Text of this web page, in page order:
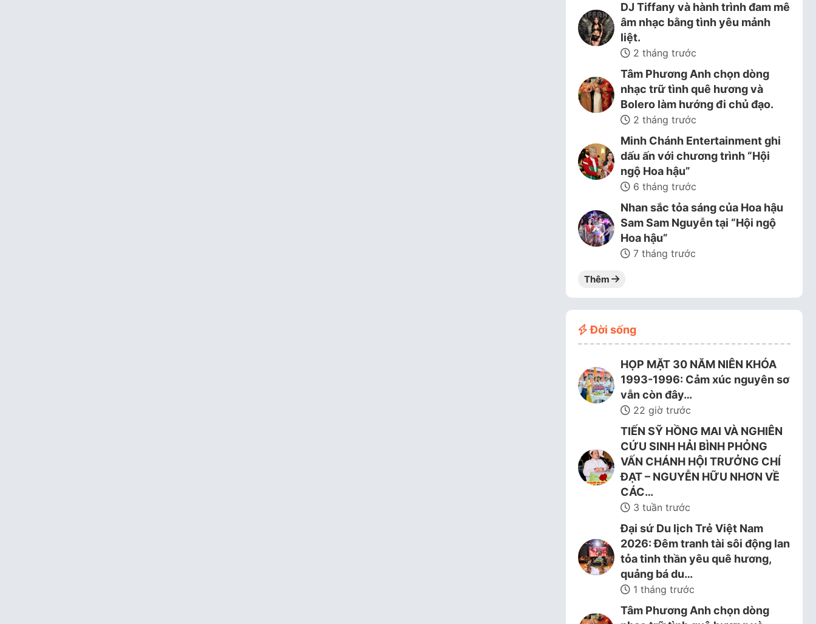
DJ Tiffany và hành trình đam mê
âm nhạc bằng tình yêu mảnh
liệt.
2 tháng trước
Tâm Phương Anh chọn dòng
nhạc trữ tình quê hương và
Bolero làm hướng đi chủ đạo.
2 tháng trước
Minh Chánh Entertainment ghi
dấu ấn với chương trình “Hội
ngộ Hoa hậu”
6 tháng trước
Nhan sắc tỏa sáng của Hoa hậu
Sam Sam Nguyễn tại “Hội ngộ
Hoa hậu”
7 tháng trước
Thêm
Đời sống
HỌP MẶT 30 NĂM NIÊN KHÓA
1993-1996: Cảm xúc nguyên sơ
vẫn còn đây…
22 giờ trước
TIẾN SỸ HỒNG MAI VÀ NGHIÊN
CỨU SINH HẢI BÌNH PHỎNG
VẤN CHÁNH HỘI TRƯỞNG CHÍ
ĐẠT – NGUYỄN HỮU NHƠN VỀ
CÁC…
3 tuần trước
Đại sứ Du lịch Trẻ Việt Nam
2026: Đêm tranh tài sôi động lan
tỏa tinh thần yêu quê hương,
quảng bá du…
1 tháng trước
Tâm Phương Anh chọn dòng